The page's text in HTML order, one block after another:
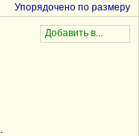
Упорядочено по размеру